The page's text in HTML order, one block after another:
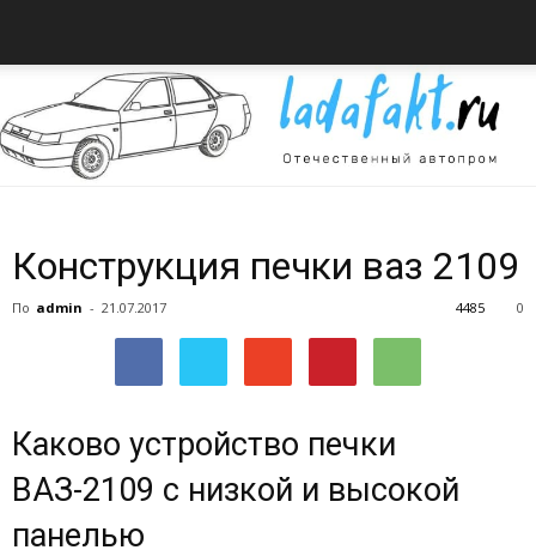
автомобилях
Конструкция печки ваз 2109
По admin - 21.07.2017 0
4485
Каково устройство печки
ВАЗ-2109 с низкой и высокой
панелью